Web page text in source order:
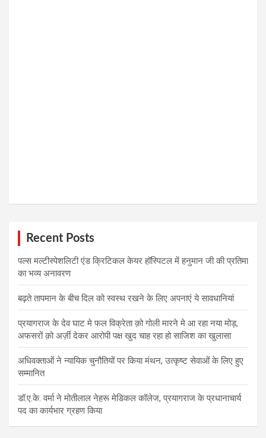
Recent Posts
पल्स मल्टीस्पेशलिटी एंड क्रिटिकल केयर हॉस्पिटल में हनुमान जी की प्रतिमा
का भव्य अनावरण
बढ़ते तापमान के बीच दिल को स्वस्थ रखने के लिए अपनाएं ये सावधानियां
प्रयागराज के देव घाट मे फल विक्रेता क़ो गोली मारने मे आ रहा नया मोड़,
अफसरों क़ो अर्ज़ी देकर आरोपी पक्ष खुद चाह रहा हो साजिश का खुलासा
अधिवक्ताओं ने न्यायिक चुनौतियों पर किया मंथन, उत्कृष्ट सेवाओं के लिए हुए
सम्मानित
डॉ.ए.के. वर्मा ने मोतीलाल नेहरू मेडिकल कॉलेज, प्रयागराज के प्रधानाचार्य
पद का कार्यभार ग्रहण किया